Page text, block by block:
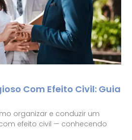
Com Efeito Civil: Guia
organizar e conduzir um
efeito civil — conhecendo